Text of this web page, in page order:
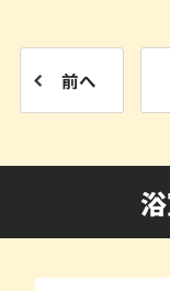
前へ